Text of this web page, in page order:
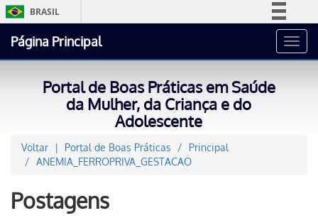
BRASIL
Acesso à informação
Canais
Página Principal
Portal de Boas Práticas em Saúde
da Mulher, da Criança e do
Adolescente
Voltar Portal de Boas Práticas
Principal
ANEMIA_FERROPRIVA_GESTACAO
Postagens